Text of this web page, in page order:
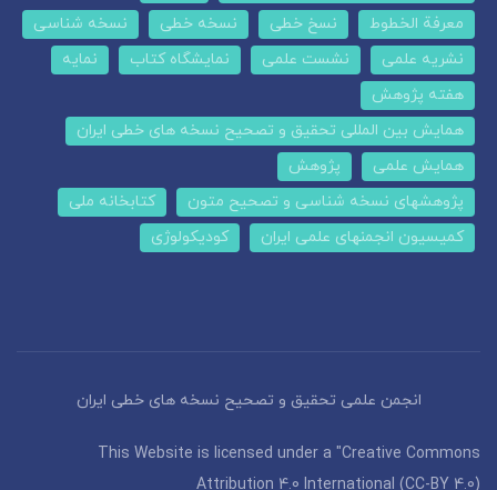
معرفة الخطوط
نسخ خطی نسخه خطی
نسخه شناسی
نشریه علمی
نشست علمی نمایشگاه کتاب
نمایه
هفته پژوهش
همایش بین المللی تحقیق و تصحیح نسخه های خطی ایران
همایش علمی
پژوهش
پژوهشهای نسخه شناسی و تصحیح متون
کتابخانه ملی
کمیسیون انجمنهای علمی ایران
کودیکولوژی
انجمن علمی تحقیق و تصحیح نسخه های خطی ایران
This Website is licensed under a "Creative Commons
Attribution 4.0 International (CC-BY 4.0)